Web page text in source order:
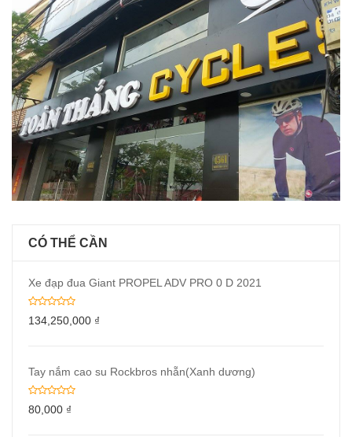
CÓ THỂ CẦN
Xe đạp đua Giant PROPEL ADV PRO 0 D 2021
134,250,000 ₫
Tay nắm cao su Rockbros nhẵn(Xanh dương)
80,000 ₫